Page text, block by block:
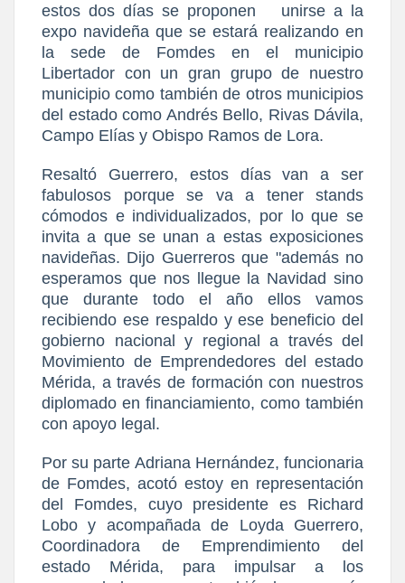
estos dos días se proponen
unirse a la
expo navideña que se estará realizando en
la sede de Fomdes en el municipio
Libertador con un gran grupo de nuestro
municipio como también de otros municipios
del estado como Andrés Bello, Rivas Dávila,
Campo Elías y Obispo Ramos de Lora.
Resaltó Guerrero, estos días van a ser
fabulosos porque se va a tener stands
cómodos e individualizados, por lo que se
invita a que se unan a estas exposiciones
navideñas. Dijo Guerreros que "además no
esperamos que nos llegue la Navidad sino
que durante todo el año ellos vamos
recibiendo ese respaldo y ese beneficio del
gobierno nacional y regional a través del
Movimiento de Emprendedores del estado
Mérida, a través de formación con nuestros
diplomado en financiamiento, como también
con apoyo legal.
Por su parte Adriana Hernández, funcionaria
de Fomdes, acotó estoy en representación
del Fomdes, cuyo presidente es Richard
Lobo y acompañada de Loyda Guerrero,
Coordinadora de Emprendimiento del
estado Mérida, para impulsar a los